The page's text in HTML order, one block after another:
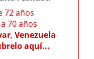
72 años
70 años
, Venezuela
aquí...